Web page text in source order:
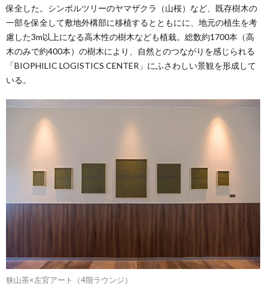
保全した。シンボルツリーのヤマザクラ（山桜）など、既存樹木の
一部を保全して敷地外構部に移植するとともにに、地元の植生を考
慮した3m以上になる高木性の樹木なども植栽。総数約1700本（高
木のみで約400本）の樹木により、自然とのつながりを感じられる
「BIOPHILIC LOGISTICS CENTER」にふさわしい景観を形成して
いる。
狭山茶×左官アート（4階ラウンジ）